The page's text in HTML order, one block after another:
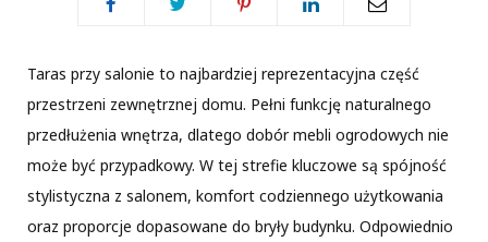
Taras przy salonie to najbardziej reprezentacyjna część
przestrzeni zewnętrznej domu. Pełni funkcję naturalnego
przedłużenia wnętrza, dlatego dobór mebli ogrodowych nie
może być przypadkowy. W tej strefie kluczowe są spójność
stylistyczna z salonem, komfort codziennego użytkowania
oraz proporcje dopasowane do bryły budynku. Odpowiednio